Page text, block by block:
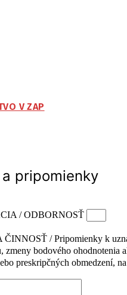
V ZAP
a pripomienky
/ ODBORNOSŤ
/ Pripomienky k
zmeny bodového ohodnotenia
preskripčných obmedzení,